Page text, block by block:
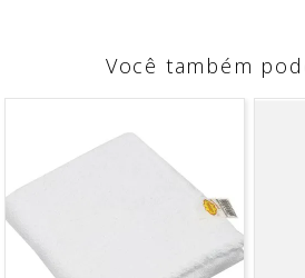
50cm largura x 60cm comprimento
Material Externo:
Poliéster + PP
Marca:
Você também